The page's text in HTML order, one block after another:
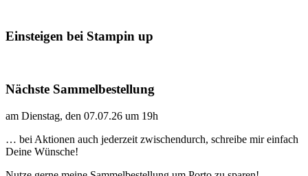
Einsteigen bei Stampin up
Nächste Sammelbestellung
am Dienstag, den 07.07.26 um 19h
… bei Aktionen auch jederzeit zwischendurch, schreibe mir einfach
Deine Wünsche!